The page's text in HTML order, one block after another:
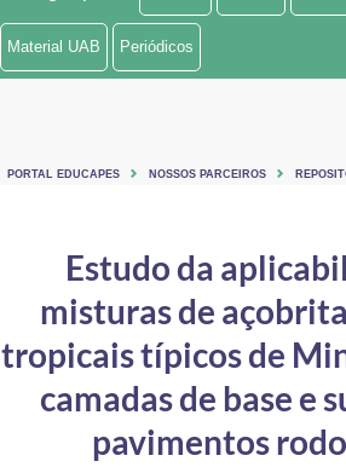
Ministério de Minas e Energia
Controladoria-Geral da União
Ministério da Mulher, da Família e dos Direitos
Secretaria-Geral
Secretaria de Governo
Material UAB Periódicos
PORTAL EDUCAPES NOSSOS PARCEIROS
Estudo da
misturas de
tropicais típicos de
camadas de base e
pavimentos